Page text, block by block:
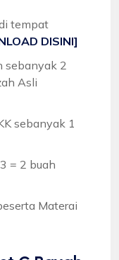
tempat
DISINI]
sebanyak 2
Asli
sebanyak 1
= 2 buah
Materai